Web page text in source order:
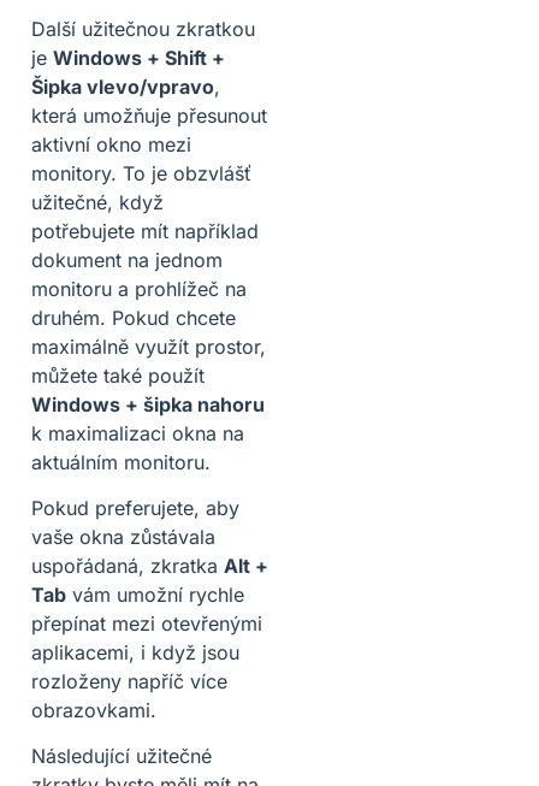
Další užitečnou zkratkou
je Windows + Shift +
Šipka vlevo/vpravo,
která umožňuje přesunout
aktivní okno mezi
monitory. To je obzvlášť
užitečné, když
potřebujete mít například
dokument na jednom
monitoru a prohlížeč na
druhém. Pokud chcete
maximálně využít prostor,
můžete také použít
Windows + šipka nahoru
k maximalizaci okna na
aktuálním monitoru.
Pokud preferujete, aby
vaše okna zůstávala
uspořádaná, zkratka Alt +
Tab vám umožní rychle
přepínat mezi otevřenými
aplikacemi, i když jsou
rozloženy napříč více
obrazovkami.
Následující užitečné